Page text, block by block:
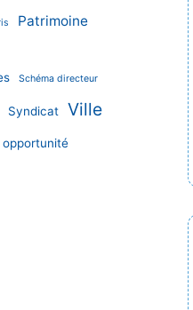
Patrimoine
Schéma directeur
Syndicat Ville
opportunité